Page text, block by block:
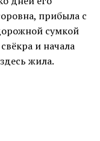
прибыла с
сумкой
и начала
жила.